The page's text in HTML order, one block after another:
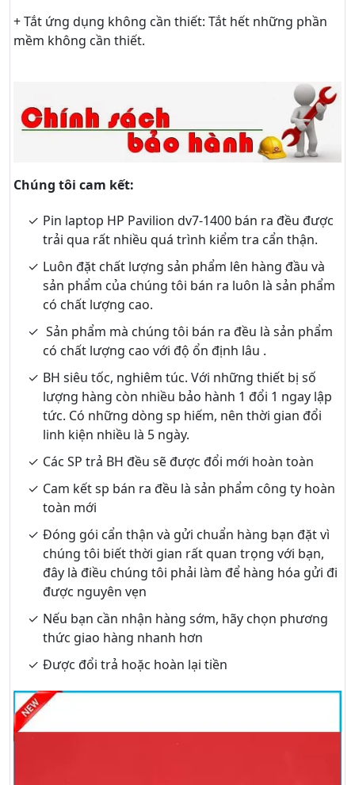
+ Tắt ứng dụng không cần thiết: Tắt hết những phần
mềm không cần thiết.
Chúng tôi cam kết:
Pin laptop HP Pavilion dv7-1400 bán ra đều được
trải qua rất nhiều quá trình kiểm tra cẩn thận.
Luôn đặt chất lượng sản phẩm lên hàng đầu và
sản phẩm của chúng tôi bán ra luôn là sản phẩm
có chất lượng cao.
Sản phẩm mà chúng tôi bán ra đều là sản phẩm
có chất lượng cao với độ ổn định lâu .
BH siêu tốc, nghiêm túc. Với những thiết bị số
lượng hàng còn nhiều bảo hành 1 đổi 1 ngay lập
tức. Có những dòng sp hiếm, nên thời gian đổi
linh kiện nhiều là 5 ngày.
Các SP trả BH đều sẽ được đổi mới hoàn toàn
Cam kết sp bán ra đều là sản phẩm công ty hoàn
toàn mới
Đóng gói cẩn thận và gửi chuẩn hàng bạn đặt vì
chúng tôi biết thời gian rất quan trọng với bạn,
đây là điều chúng tôi phải làm để hàng hóa gửi đi
được nguyên vẹn
Nếu bạn cần nhận hàng sớm, hãy chọn phương
thức giao hàng nhanh hơn
Được đổi trả hoặc hoàn lại tiền